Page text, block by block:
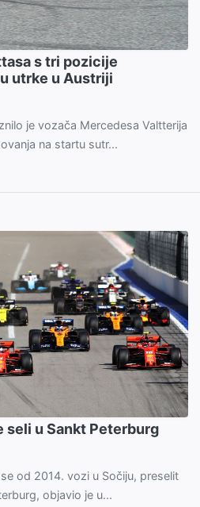
s tri pozicije
utrke u Austriji
je vozača Mercedesa Valtterija
na startu sutr...
seli u Sankt Peterburg
od 2014. vozi u Sočiju, preselit
objavio je u...